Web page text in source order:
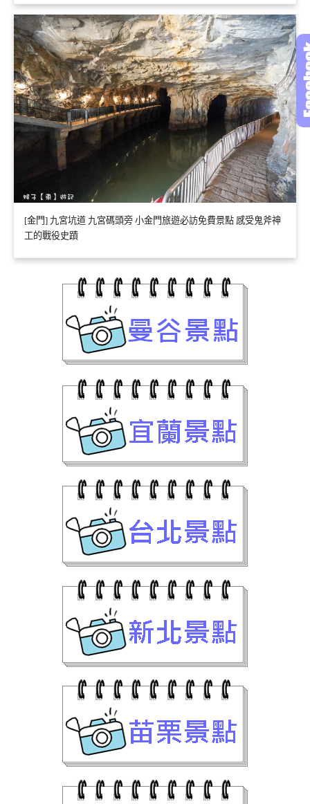
[金門] 九宮坑道 九宮碼頭旁 小金門旅遊必訪免費景點 感受鬼斧神
工的戰役史蹟